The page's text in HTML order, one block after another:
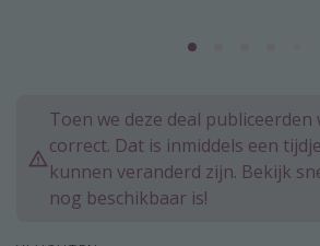
Madeira
Egypte
Toen we deze deal
correct. Dat is inmiddels een
kunnen veranderd zijn. Bekijk
nog beschikbaar is!